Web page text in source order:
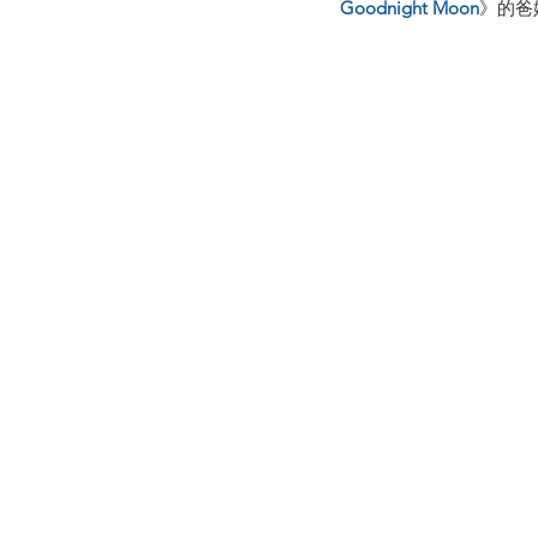
Goodnight Moon》的爸